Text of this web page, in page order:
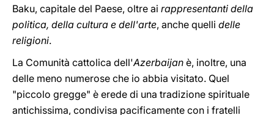
Baku, capitale del Paese, oltre ai rappresentanti della
politica, della cultura e dell'arte, anche quelli delle
religioni.
La Comunità cattolica dell'Azerbaijan è, inoltre, una
delle meno numerose che io abbia visitato. Quel
"piccolo gregge" è erede di una tradizione spirituale
antichissima, condivisa pacificamente con i fratelli